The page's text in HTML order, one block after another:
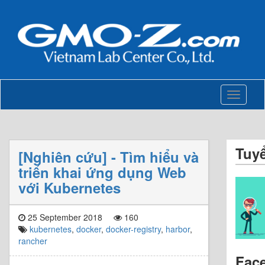
Toggle
[Nghiên cứu] - Tìm hiểu và
triển khai ứng dụng Web
với Kubernetes
25 September 2018
160
kubernetes, docker, docker-registry, harbor,
rancher